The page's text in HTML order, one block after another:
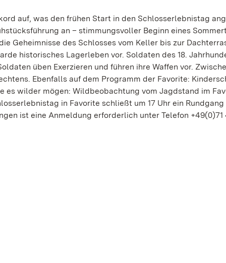
auf, was den frühen Start in den Schlosserlebnistag
an – stimmungsvoller Beginn eines
Geheimnisse des Schlosses vom Keller bis zur
historisches Lagerleben vor. Soldaten des 18.
üben Exerzieren und führen ihre Waffen vor.
Ebenfalls auf dem Programm der Favorite:
es wilder mögen: Wildbeobachtung vom Jagdstand im
in Favorite schließt um 17 Uhr ein
ist eine Anmeldung erforderlich unter Telefon +49(0)71